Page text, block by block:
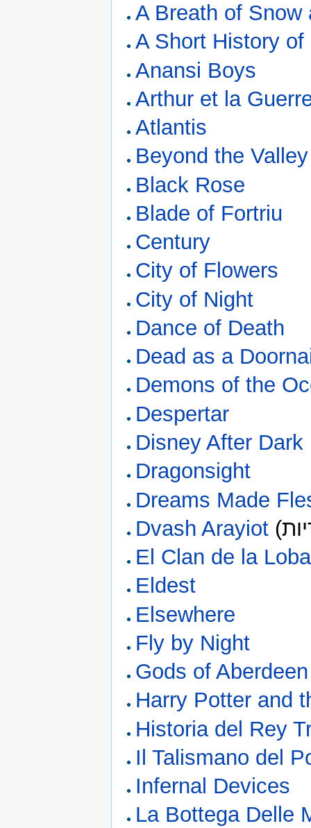
A Breath of Snow
A Short History of
Anansi Boys
Arthur et la
Atlantis
Beyond the
Black Rose
Blade of Fortriu
Century
City of Flowers
City of Night
Dance of Death
Dead as a
Demons of the
Despertar
Disney After Dark
Dragonsight
Dreams Made
Dvash Arayiot
El Clan de la Loba
Eldest
Elsewhere
Fly by Night
Gods of Aberdeen
Harry Potter and
Historia del Rey
Il Talismano del
Infernal Devices
La Bottega Delle